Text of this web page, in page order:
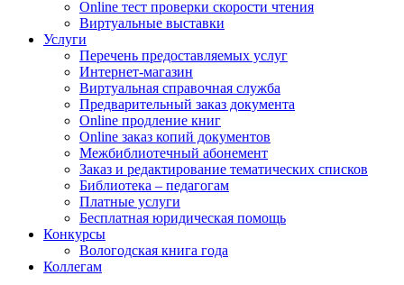
Online тест проверки скорости чтения
Виртуальные выставки
Услуги
Перечень предоставляемых услуг
Интернет-магазин
Виртуальная справочная служба
Предварительный заказ документа
Online продление книг
Online заказ копий документов
Межбиблиотечный абонемент
Заказ и редактирование тематических списков
Библиотека – педагогам
Платные услуги
Бесплатная юридическая помощь
Конкурсы
Вологодская книга года
Коллегам